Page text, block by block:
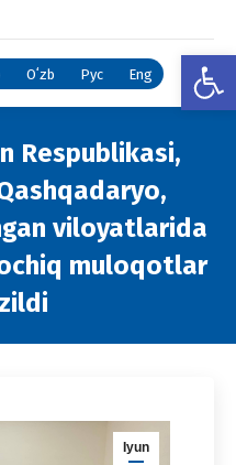
Oʻzb Рус Eng
Respublikasi,
viloyatlarida
muloqotlar
Iyun